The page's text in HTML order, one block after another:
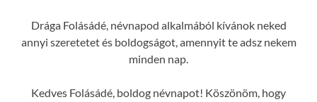
Drága Folásádé, névnapod alkalmából kívánok neked
annyi szeretetet és boldogságot, amennyit te adsz nekem
minden nap.
Kedves Folásádé, boldog névnapot! Köszönöm, hogy